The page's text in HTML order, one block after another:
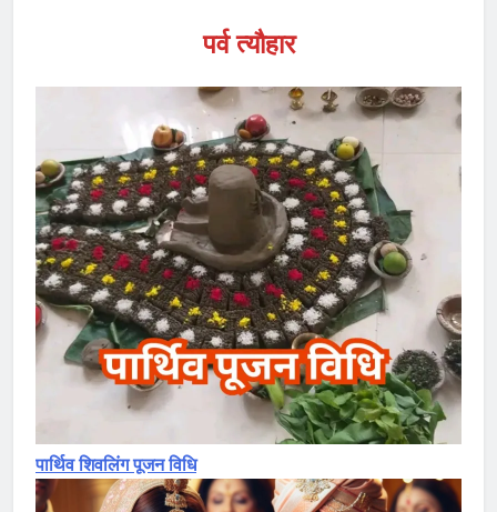
पर्व त्यौहार
पार्थिव शिवलिंग पूजन विधि